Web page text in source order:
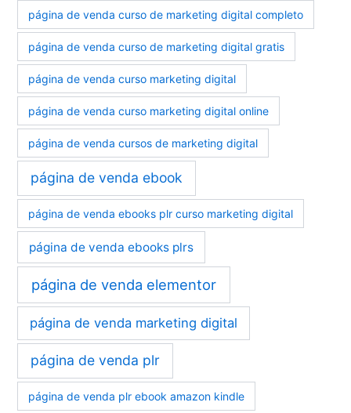
página de venda curso de marketing digital completo
página de venda curso de marketing digital gratis
página de venda curso marketing digital
página de venda curso marketing digital online
página de venda cursos de marketing digital
página de venda ebook
página de venda ebooks plr curso marketing digital
página de venda ebooks plrs
página de venda elementor
página de venda marketing digital
página de venda plr
página de venda plr ebook amazon kindle